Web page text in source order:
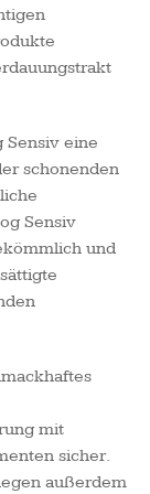
Sensiv eine
schonenden
Sensiv
und
mit
sicher.
außerdem